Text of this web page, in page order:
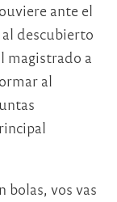
ante el
descubierto
magistrado a
al
bolas, vos vas